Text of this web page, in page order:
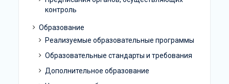
контроль
Образование
Реализуемые образовательные программы
Образовательные стандарты и требования
Дополнительное образование